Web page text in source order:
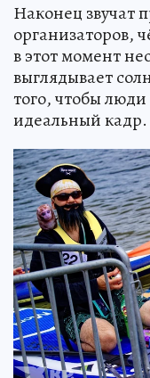
Наконец звучат
организаторов,
в этот момент
выглядывает
того, чтобы люди
идеальный кадр.